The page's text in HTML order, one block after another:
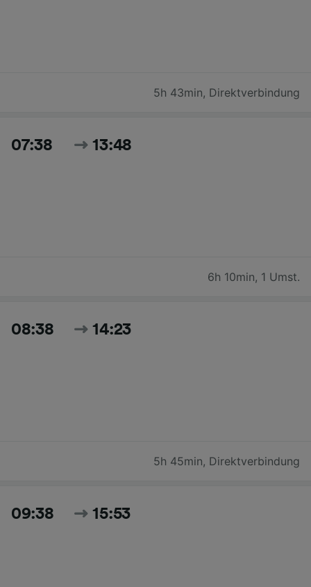
5h 43min, Direktverbindung
07:38 13:48
6h 10min, 1 Umst.
08:38 14:23
5h 45min, Direktverbindung
09:38 15:53